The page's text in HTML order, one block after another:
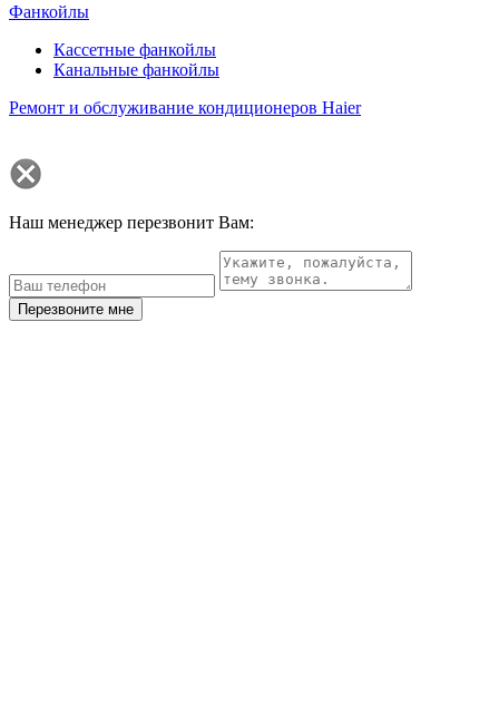
Фанкойлы
Кассетные фанкойлы
Канальные фанкойлы
Ремонт и обслуживание кондиционеров Haier
Наш менеджер перезвонит Вам:
Перезвоните мне